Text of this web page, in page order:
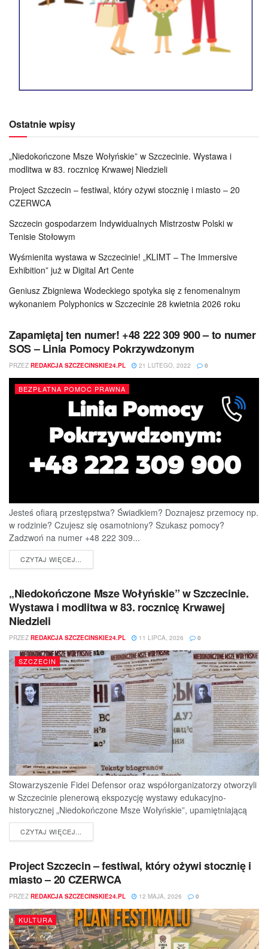
Ostatnie wpisy
„Niedokończone Msze Wołyńskie” w Szczecinie. Wystawa i
modlitwa w 83. rocznicę Krwawej Niedzieli
Project Szczecin – festiwal, który ożywi stocznię i miasto – 20
CZERWCA
Szczecin gospodarzem Indywidualnych Mistrzostw Polski w
Tenisie Stołowym
Wyśmienita wystawa w Szczecinie! „KLIMT – The Immersive
Exhibition” już w Digital Art Cente
Geniusz Zbigniewa Wodeckiego spotyka się z fenomenalnym
wykonaniem Polyphonics w Szczecinie 28 kwietnia 2026 roku
Zapamiętaj ten numer! +48 222 309 900 – to numer
SOS – Linia Pomocy Pokrzywdzonym
PRZEZ REDAKCJA SZCZECINSKIE24.PL 21 LUTEGO, 2022 0
BEZPŁATNA POMOC PRAWNA
Jesteś ofiarą przestępstwa? Świadkiem? Doznajesz przemocy np.
w rodzinie? Czujesz się osamotniony? Szukasz pomocy?
Zadzwoń na numer +48 222 309...
CZYTAJ WIĘCEJ...
„Niedokończone Msze Wołyńskie” w Szczecinie.
Wystawa i modlitwa w 83. rocznicę Krwawej
Niedzieli
PRZEZ REDAKCJA SZCZECINSKIE24.PL 11 LIPCA, 2026 0
SZCZECIN
Stowarzyszenie Fidei Defensor oraz współorganizatorzy otworzyli
w Szczecinie plenerową ekspozycję wystawy edukacyjno-
historycznej „Niedokończone Msze Wołyńskie”, upamiętniającą
ofiary jednej z najtragiczniejszych...
CZYTAJ WIĘCEJ...
Project Szczecin – festiwal, który ożywi stocznię i
miasto – 20 CZERWCA
PRZEZ REDAKCJA SZCZECINSKIE24.PL 12 MAJA, 2026 0
KULTURA